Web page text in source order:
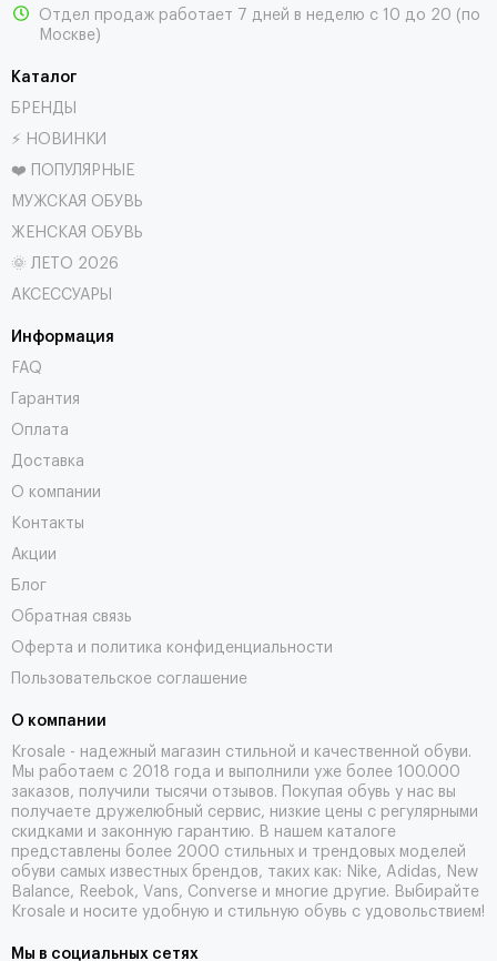
Отдел продаж работает 7 дней в неделю с 10 до 20 (по
Москве)
Каталог
БРЕНДЫ
⚡ НОВИНКИ
❤️ ПОПУЛЯРНЫЕ
МУЖСКАЯ ОБУВЬ
ЖЕНСКАЯ ОБУВЬ
🌞 ЛЕТО 2026
АКСЕССУАРЫ
Информация
FAQ
Гарантия
Оплата
Доставка
О компании
Контакты
Акции
Блог
Обратная связь
Оферта и политика конфиденциальности
Пользовательское соглашение
О компании
Krosale - надежный магазин стильной и качественной обуви.
Мы работаем с 2018 года и выполнили уже более 100.000
заказов, получили тысячи отзывов . Покупая обувь у нас вы
получаете дружелюбный сервис, низкие цены с регулярными
скидками и законную гарантию. В нашем каталоге
представлены более 2000 стильных и трендовых моделей
обуви самых известных брендов, таких как: Nike, Adidas, New
Balance, Reebok, Vans, Converse и многие другие. Выбирайте
Krosale и носите удобную и стильную обувь с удовольствием!
Мы в социальных сетях